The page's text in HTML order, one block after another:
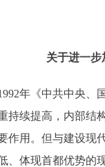
即办
关于进一
年《中共中央、国
持续提高，内部
作用。但与建设现
、体现首都优势的